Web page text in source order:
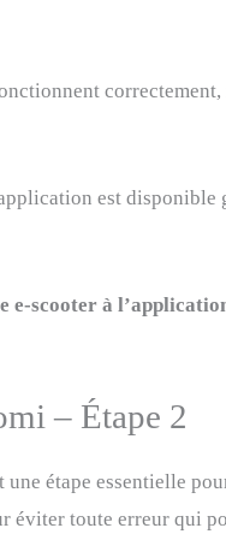
est disponible
e-scooter à
– Étape 2
étape essentielle
éviter toute erreur qui